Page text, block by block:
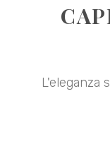
L'eleganza